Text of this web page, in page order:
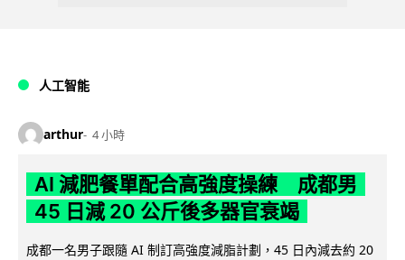
人工智能
arthur 4 小時
AI 減肥餐單配合高強度操練 成都男
45 日減 20 公斤後多器官衰竭
成都一名男子跟隨 AI 制訂高強度減脂計劃，45 日內減去約 20